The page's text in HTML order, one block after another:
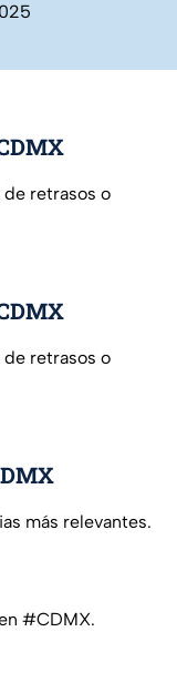
de retrasos o
de retrasos o
más relevantes.
#CDMX.